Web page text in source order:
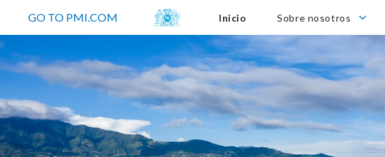
GO TO PMI.COM
Inicio Sobre nosotros